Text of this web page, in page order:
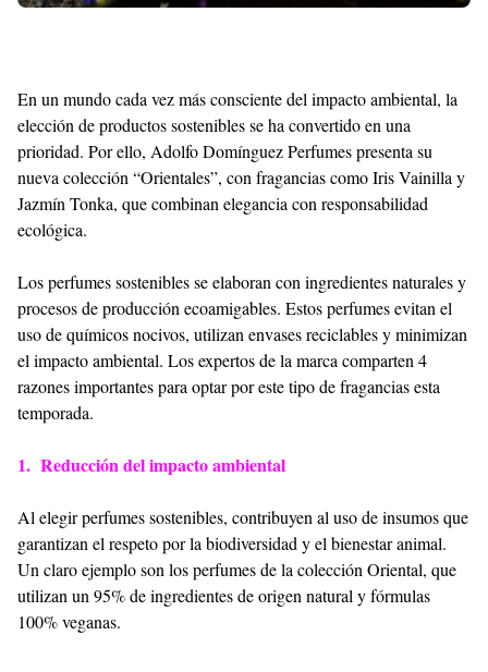
En un mundo cada vez más consciente del impacto ambiental, la
elección de productos sostenibles se ha convertido en una
prioridad. Por ello, Adolfo Domínguez Perfumes presenta su
nueva colección “Orientales”, con fragancias como Iris Vainilla y
Jazmín Tonka, que combinan elegancia con responsabilidad
ecológica.
Los perfumes sostenibles se elaboran con ingredientes naturales y
procesos de producción ecoamigables. Estos perfumes evitan el
uso de químicos nocivos, utilizan envases reciclables y minimizan
el impacto ambiental. Los expertos de la marca comparten 4
razones importantes para optar por este tipo de fragancias esta
temporada.
1. Reducción del impacto ambiental
Al elegir perfumes sostenibles, contribuyen al uso de insumos que
garantizan el respeto por la biodiversidad y el bienestar animal.
Un claro ejemplo son los perfumes de la colección Oriental, que
utilizan un 95% de ingredientes de origen natural y fórmulas
100% veganas.